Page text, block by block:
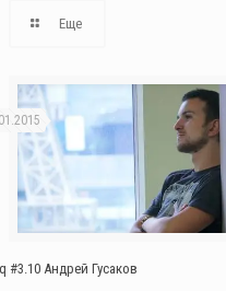
Еще
#3.10 Андрей Гусаков